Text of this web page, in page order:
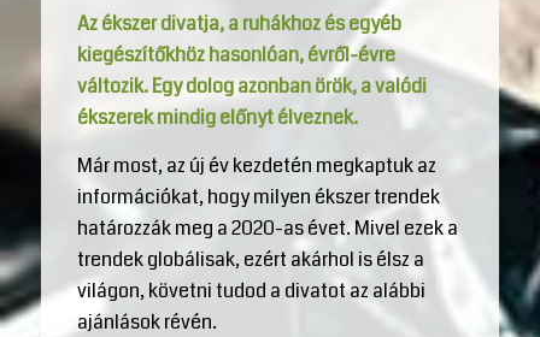
Az ékszer divatja, a ruhákhoz és egyéb
kiegészítőkhöz hasonlóan, évről-évre
változik. Egy dolog azonban örök, a valódi
ékszerek mindig előnyt élveznek.
Már most, az új év kezdetén megkaptuk az
információkat, hogy milyen ékszer trendek
határozzák meg a 2020-as évet. Mivel ezek a
trendek globálisak, ezért akárhol is élsz a
világon, követni tudod a divatot az alábbi
ajánlások révén.